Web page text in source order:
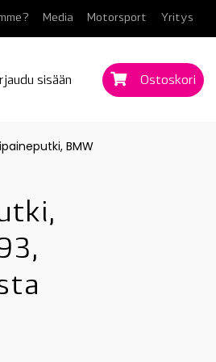
Media Motorsport Yritys
sisään Ostoskori
BMW